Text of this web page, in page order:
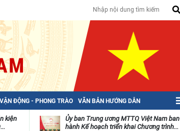
VẬN ĐỘNG - PHONG TRÀO VĂN BẢN HƯỚNG DẪN
kiện
Ủy ban Trung ương MTTQ Việt Nam ban
hành Kế hoạch triển khai Chương trình...